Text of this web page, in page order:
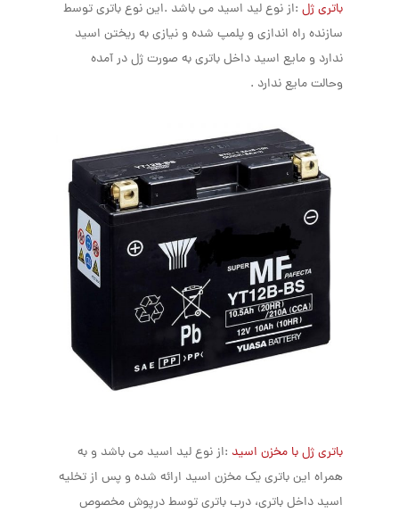
باتری ژل :از نوع لید اسید می باشد .این نوع باتری توسط
سازنده راه اندازی و پلمپ شده و نیازی به ریختن اسید
ندارد و مایع اسید داخل باتری به صورت ژل در آمده
وحالت مایع ندارد .
باتری ژل با مخزن اسید :از نوع لید اسید می باشد و به
همراه این باتری یک مخزن اسید ارائه شده و پس از تخلیه
اسید داخل باتری، درب باتری توسط درپوش مخصوص